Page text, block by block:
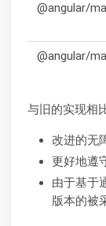
@angular/
@angular/
与旧的实现相
改进的无
更好地遵
由于基于
版本的被